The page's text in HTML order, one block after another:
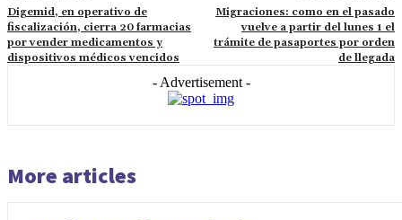
Digemid, en operativo de
fiscalización, cierra 20 farmacias
por vender medicamentos y
dispositivos médicos vencidos
Migraciones: como en el pasado
vuelve a partir del lunes 1 el
trámite de pasaportes por orden
de llegada
- Advertisement -
More articles